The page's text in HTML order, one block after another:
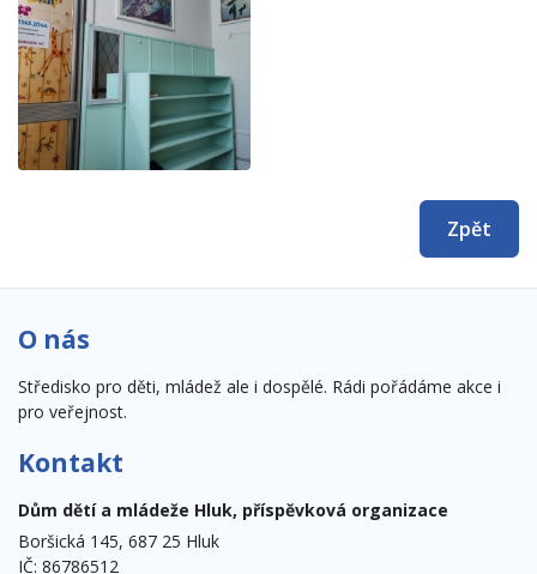
Zpět
O nás
Středisko pro děti, mládež ale i dospělé. Rádi pořádáme akce i
pro veřejnost.
Kontakt
Dům dětí a mládeže Hluk, příspěvková organizace
Boršická 145, 687 25 Hluk
IČ: 86786512